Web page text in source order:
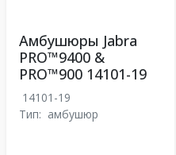
Амбушюры Jabra
PRO™9400 &
PRO™900 14101-19
14101-19
Тип: амбушюр